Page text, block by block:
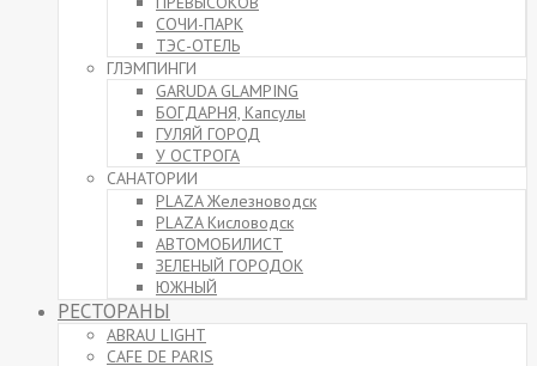
СОЧИ-ПАРК
ТЭС-ОТЕЛЬ
ГЛЭМПИНГИ
GARUDA GLAMPING
БОГДАРНЯ, Капсулы
ГУЛЯЙ ГОРОД
У ОСТРОГА
САНАТОРИИ
PLAZA Железноводск
PLAZA Кисловодск
АВТОМОБИЛИСТ
ЗЕЛЕНЫЙ ГОРОДОК
ЮЖНЫЙ
РЕСТОРАНЫ
ABRAU LIGHT
CAFE DE PARIS